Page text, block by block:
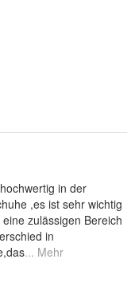
Size 41 Tag Size 42,
in der
,es ist sehr wichtig
zulässigen Bereich
in
... Mehr